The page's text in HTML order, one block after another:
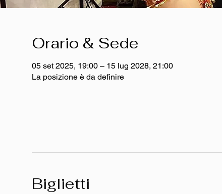
Orario & Sede
05 set 2025, 19:00 – 15 lug 2028, 21:00
La posizione è da definire
Biglietti